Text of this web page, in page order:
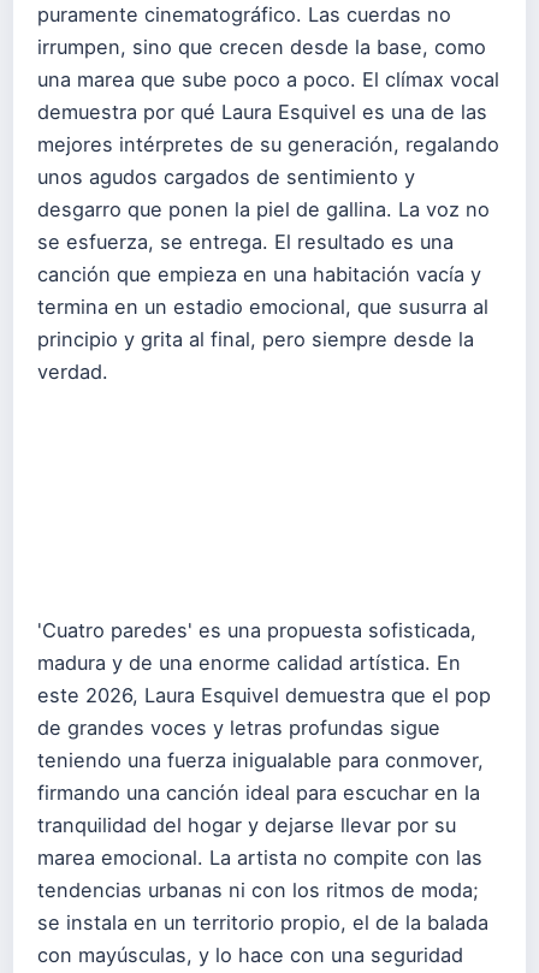
puramente cinematográfico. Las cuerdas no
irrumpen, sino que crecen desde la base, como
una marea que sube poco a poco. El clímax vocal
demuestra por qué Laura Esquivel es una de las
mejores intérpretes de su generación, regalando
unos agudos cargados de sentimiento y
desgarro que ponen la piel de gallina. La voz no
se esfuerza, se entrega. El resultado es una
canción que empieza en una habitación vacía y
termina en un estadio emocional, que susurra al
principio y grita al final, pero siempre desde la
verdad.
'Cuatro paredes' es una propuesta sofisticada,
madura y de una enorme calidad artística. En
este 2026, Laura Esquivel demuestra que el pop
de grandes voces y letras profundas sigue
teniendo una fuerza inigualable para conmover,
firmando una canción ideal para escuchar en la
tranquilidad del hogar y dejarse llevar por su
marea emocional. La artista no compite con las
tendencias urbanas ni con los ritmos de moda;
se instala en un territorio propio, el de la balada
con mayúsculas, y lo hace con una seguridad